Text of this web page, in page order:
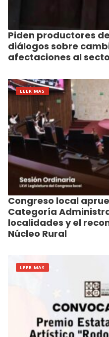
Piden productores
diálogos sobre
afectaciones al
LEER MAS
Congreso local
Categoría
localidades y el
Núcleo Rural
LEER MAS